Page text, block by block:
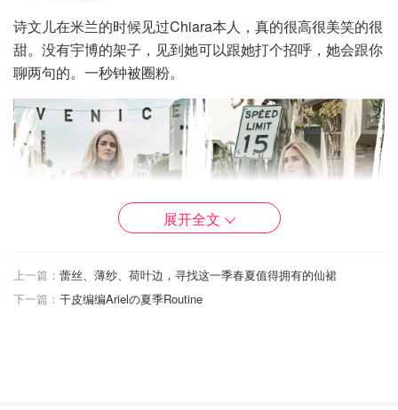
诗文儿在米兰的时候见过Chiara本人，真的很高很美笑的很
甜。没有宇博的架子，见到她可以跟她打个招呼，她会跟你
聊两句的。一秒钟被圈粉。
展开全文
上一篇： 蕾丝、薄纱、荷叶边，寻找这一季春夏值得拥有的仙裙
下一篇： 干皮编编Arielの夏季Routine